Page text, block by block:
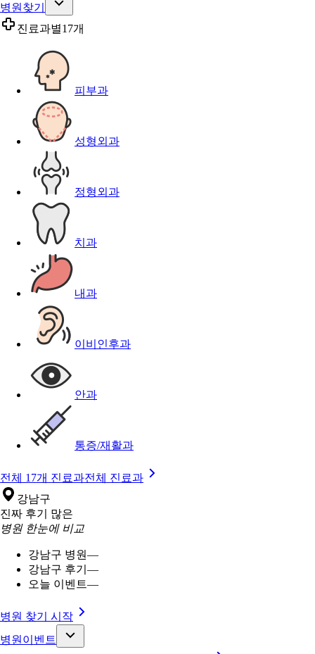
병원찾기
진료과별17개
피부과
성형외과
정형외과
치과
내과
이비인후과
안과
통증/재활과
전체 17개 진료과전체 진료과
강남구
진짜 후기 많은
병원 한눈에 비교
강남구 병원—
강남구 후기 —
오늘 이벤트—
병원 찾기 시작
병원이벤트